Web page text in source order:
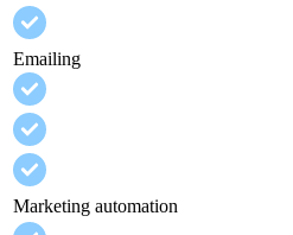
Emailing
Marketing automation